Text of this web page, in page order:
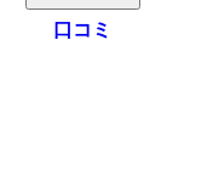
口コミ